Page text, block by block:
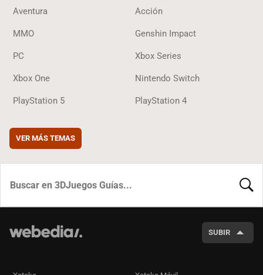
Aventura Acción
MMO Genshin Impact
PC Xbox Series
Xbox One Nintendo Switch
PlayStation 5 PlayStation 4
VER MÁS TEMAS
SUBIR